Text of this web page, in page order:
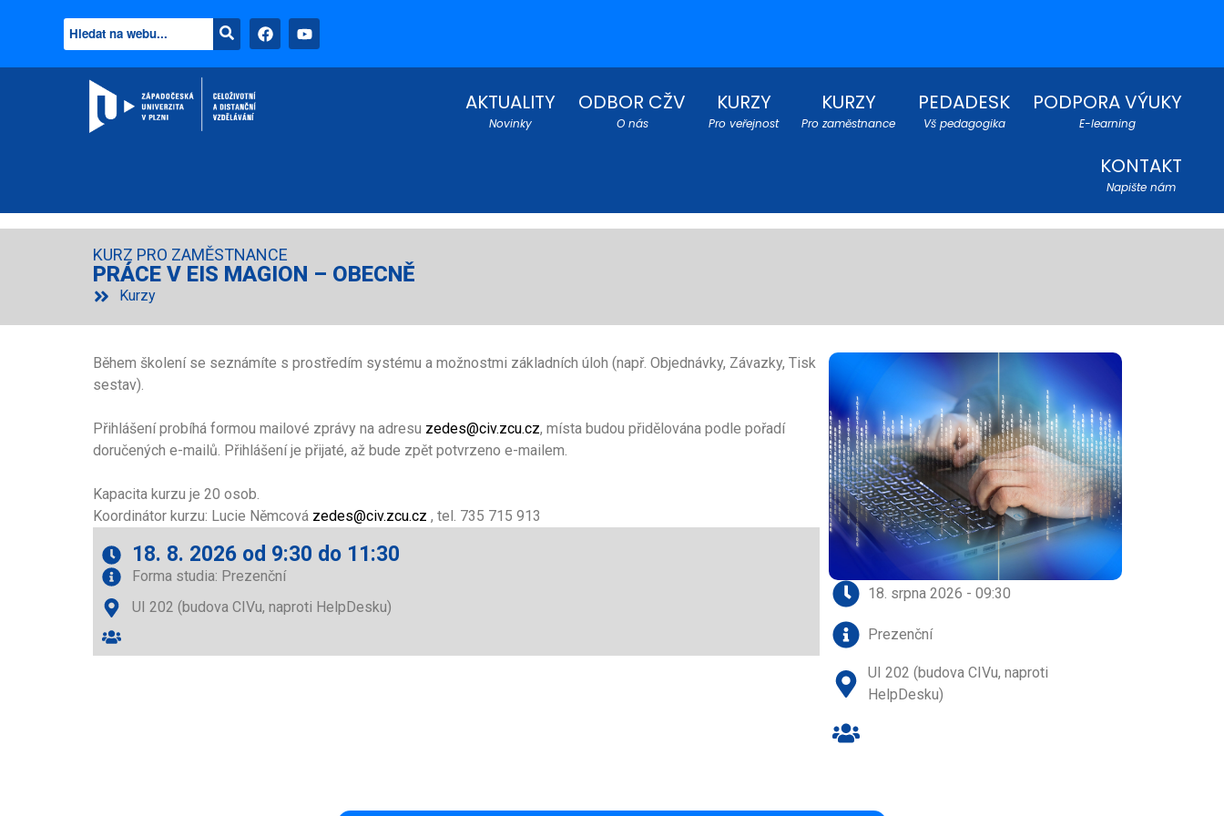
AKTUALITY
Novinky
ODBOR CŽV
O nás
KURZY
Pro veřejnost
KURZY
Pro zaměstnance
PEDADESK
Vš pedagogika
PODPORA VÝUKY
E-learning
KONTAKT
Napište nám
KURZ PRO ZAMĚSTNANCE
PRÁCE V EIS MAGION – OBECNĚ
Kurzy
Během školení se seznámíte s prostředím systému a možnostmi základních úloh (např. Objednávky, Závazky, Tisk
sestav).
Přihlášení probíhá formou mailové zprávy na adresu zedes@civ.zcu.cz, místa budou přidělována podle pořadí
doručených e-mailů. Přihlášení je přijaté, až bude zpět potvrzeno e-mailem.
Kapacita kurzu je 20 osob.
Koordinátor kurzu: Lucie Němcová zedes@civ.zcu.cz , tel. 735 715 913
18. 8. 2026 od 9:30 do 11:30
Forma studia: Prezenční
UI 202 (budova CIVu, naproti HelpDesku)
18. srpna 2026 - 09:30
Prezenční
UI 202 (budova CIVu, naproti
HelpDesku)